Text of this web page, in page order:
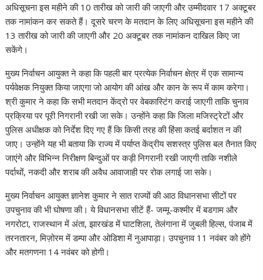
अधिसूचना इस महीने की 10 तारीख को जारी की जाएगी और उम्मीदवार 17 अक्टूबर
तक नामांकन कर सकते हैं। दूसरे चरण के मतदान के लिए अधिसूचना इस महीने की
13 तारीख को जारी की जाएगी और 20 अक्टूबर तक नामांकन दाखिल किए जा
सकेंगे।
मुख्‍य निर्वाचन आयुक्‍त ने कहा कि पहली बार प्रत्‍येक निर्वाचन क्षेत्र में एक सामान्‍य
पर्यवेक्षक नियुक्‍त किया जाएगा जो आयोग की आंख और कान के रूप में काम करेगा।
श्री कुमार ने कहा कि सभी मतदान केंद्रो पर वेबकास्टिंग कराई जाएगी ताकि चुनाव
प्रक्रिया पर पूरी निगरानी रखी जा सके। उन्‍होंने कहा कि जिला मजिस्‍ट्रेटों और
पुलिस अधीक्षक को निर्देश दिए गए हैं कि किसी तरह की हिंसा कतई बर्दाशत न की
जाए। उन्‍होंने यह भी बताया कि राज्‍य में पर्याप्‍त केंद्रीय सशस्‍त्र पुलिस बल तैनात किए
जाएंगे और विभिन्‍न निरीक्षण बिन्‍दुओं पर कड़ी निगरानी रखी जाएगी ताकि नशीले
पर्दाथों, नकदी और शराब की अवैध आवाजाही पर रोक लगाई जा सके।
मुख्‍य निर्वाचन आयुक्त ज्ञानेश कुमार ने सात राज्यों की आठ विधानसभा सीटों पर
उपचुनाव की भी घोषणा की। ये विधानसभा सीटें हैं- जम्मू-कश्मीर में बडगाम और
नगरोटा, राजस्थान में अंता, झारखंड में घाटशिला, तेलंगाना में जुबली हिल्स, पंजाब में
तरनतारन, मिज़ोरम में डम्पा और ओडिशा में नुआपाड़ा। उपचुनाव 11 नवंबर को होंगे
और मतगणना 14 नवंबर को होगी।